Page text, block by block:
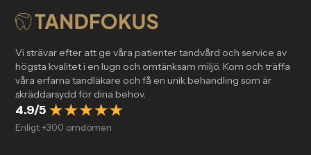
Vi strävar efter att ge våra patienter tandvård och service av
högsta kvalitet i en lugn och omtänksam miljö. Kom och träffa
våra erfarna tandläkare och få en unik behandling som är
skräddarsydd för dina behov.
4.9/5
Enligt +300 omdömen